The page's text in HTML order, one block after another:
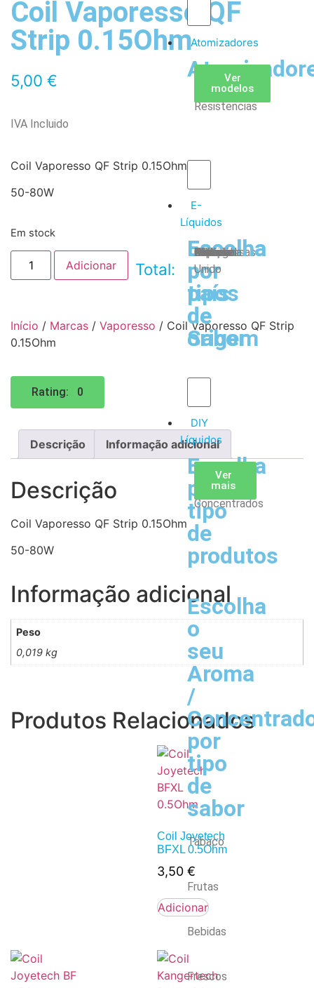
Atomizadores
Claromizadores
Ver
modelos
Reconstruíveis
Ver
modelos
Resistencias
Ver
modelos
E-
Líquidos
Escolha
por
tipos
de
Sabor
Tabaco
Frutas
Bebidas
Frescos
Sobremesas
Escolha
por
país
de
origem
Portugal
Alemanha
USA
Reino
Unido
Canadá
França
Malásia
Filipinas
Espanha
Polónia
Grécia
DIY
Líquidos
Escolha
por
tipo
de
produtos
Aromas
Concentrados
Ver
todos
BasesVer
mais
Accesorios
Ver
mais
Escolha
o
seu
Aroma
/
por
tipo
de
sabor
Tabaco
Frutas
Bebidas
Frescos
Coil Vaporesso QF
Strip 0.15Ohm
5,00 €
IVA Incluido
Coil Vaporesso QF Strip 0.15Ohm
50-80W
Em stock
Adicionar Total:
Início / Marcas / Vaporesso / Coil Vaporesso QF Strip
0.15Ohm
Rating: 0
Descrição Informação adicional
Descrição
Coil Vaporesso QF Strip 0.15Ohm
50-80W
Informação adicional
Peso
0,019 kg
Produtos Relacionados
Coil Joyetech
BFXL 0.5Ohm
3,50 €
Adicionar